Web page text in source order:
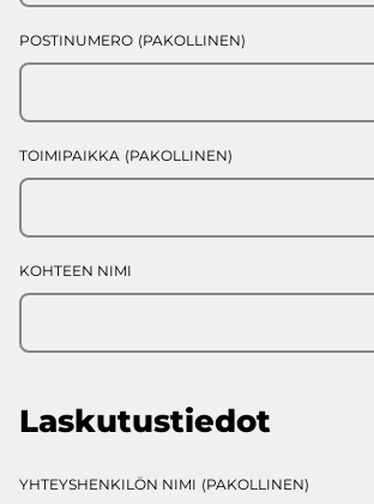
POSTINUMERO (PAKOLLINEN)
TOIMIPAIKKA (PAKOLLINEN)
KOHTEEN NIMI
Laskutustiedot
YHTEYSHENKILÖN NIMI (PAKOLLINEN)